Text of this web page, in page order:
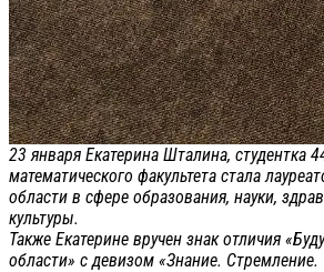
23 января Екатерина Шталина, студентка
математического факультета стала
области в сфере образования, науки,
культуры.
Также Екатерине вручен знак отличия
области» с девизом «Знание. Стремление.